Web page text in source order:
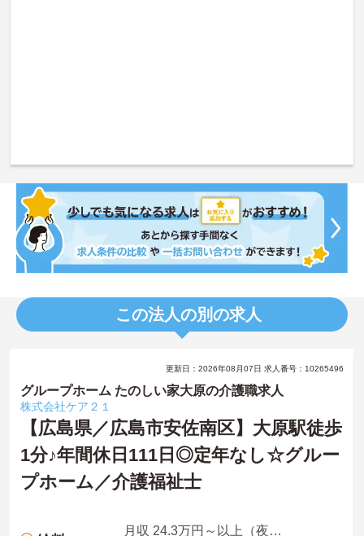
この法人の別の求人
更新日：2026年08月07日 求人番号：10265496
グループホーム たのしい家大原の介護職求人
株式会社ケア２１
【広島県／広島市安佐南区】大原駅徒歩
1分♪年間休日111日◎定年なし☆グルー
プホーム／介護福祉士
月収 24.3万円～以上（夜勤5回分・諸手当込み）